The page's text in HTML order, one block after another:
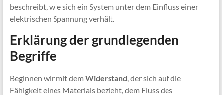
beschreibt, wie sich ein System unter dem Einfluss einer
elektrischen Spannung verhält.
Erklärung der grundlegenden
Begriffe
Beginnen wir mit demWiderstand, der sich auf die
Fähigkeit eines Materials bezieht, dem Fluss des